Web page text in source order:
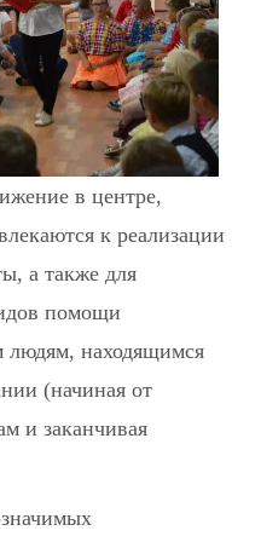
в центре,
к реализации
а также для
помощи
находящимся
(начиная от
и заканчивая